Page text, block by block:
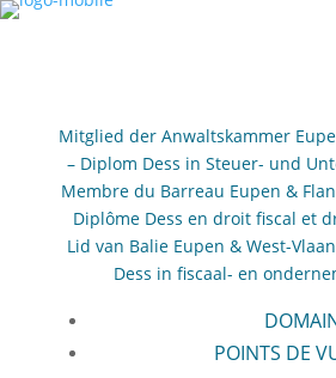
Mitglied der Anwaltskammer
– Diplom Dess in Steuer- und
Membre du Barreau Eupen &
Diplôme Dess en droit fiscal et
Lid van Balie Eupen & West-
Dess in fiscaal- en
POINTS DE